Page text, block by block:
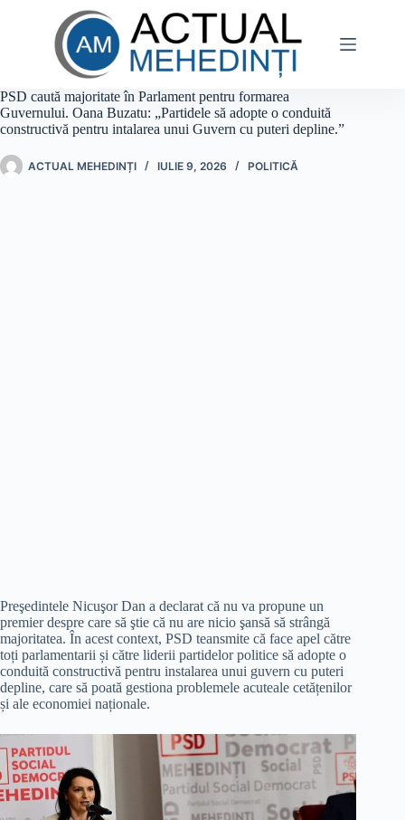
PSD caută majoritate în Parlament pentru formarea
Guvernului. Oana Buzatu: „Partidele să adopte o conduită
constructivă pentru intalarea unui Guvern cu puteri depline.”
ACTUAL MEHEDINȚI IULIE 9, 2026 POLITICĂ
Preşedintele Nicuşor Dan a declarat că nu va propune un
premier despre care să ştie că nu are nicio şansă să strângă
majoritatea. În acest context, PSD teansmite că face apel către
toți parlamentarii și către liderii partidelor politice să adopte o
conduită constructivă pentru instalarea unui guvern cu puteri
depline, care să poată gestiona problemele acuteale cetățenilor
și ale economiei naționale.